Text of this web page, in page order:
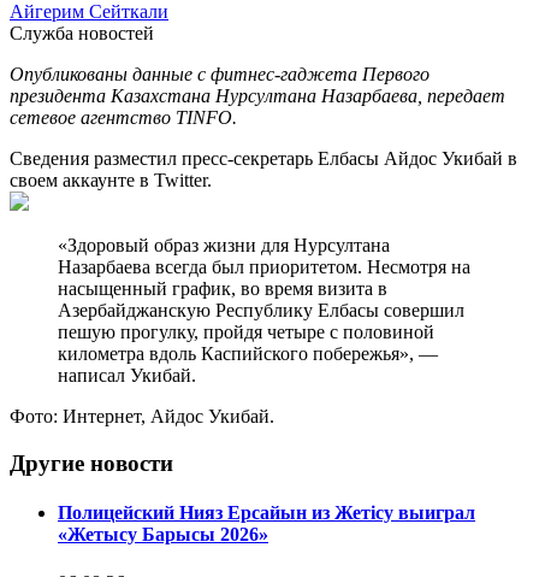
Айгерим Сейткали
Служба новостей
Опубликованы данные с фитнес-гаджета Первого
президента Казахстана Нурсултана Назарбаева, передает
сетевое агентство TINFO.
Сведения разместил пресс-секретарь Елбасы Айдос Укибай в
своем аккаунте в Twitter.
«Здоровый образ жизни для Нурсултана
Назарбаева всегда был приоритетом. Несмотря на
насыщенный график, во время визита в
Азербайджанскую Республику Елбасы совершил
пешую прогулку, пройдя четыре с половиной
километра вдоль Каспийского побережья», —
написал Укибай.
Фото: Интернет, Айдос Укибай.
Другие новости
Полицейский Нияз Ерсайын из Жетісу выиграл
«Жетысу Барысы 2026»